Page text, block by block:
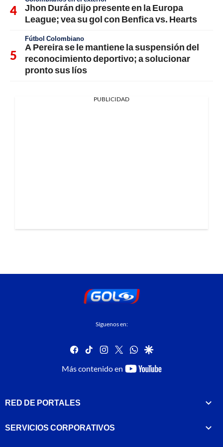
Jhon Durán dijo presente en la Europa
League; vea su gol con Benfica vs. Hearts
Fútbol Colombiano
A Pereira se le mantiene la suspensión del
reconocimiento deportivo; a solucionar
pronto sus líos
PUBLICIDAD
Síguenos en:
facebook
tiktok instagram
twitterwhatsapp
google
Más contenido en
youtube-
RED DE PORTALES
SERVICIOS CORPORATIVOS